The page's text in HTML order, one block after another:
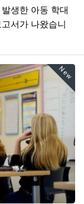
생한 아동 학대
서가 나왔습니
New